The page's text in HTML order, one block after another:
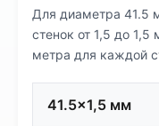
Для диаметра 41.5
стенок от 1,5 до
метра для каждой
41.5×1,5 мм